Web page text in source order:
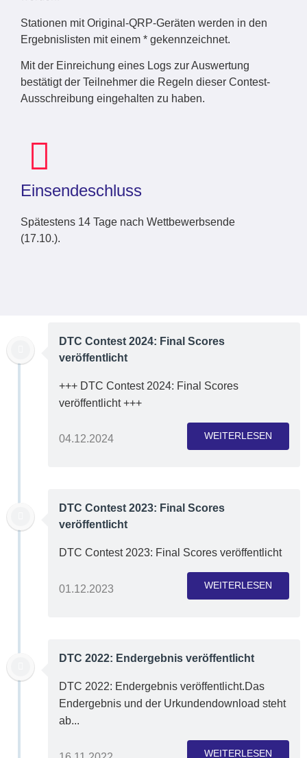
Stationen mit Original-QRP-Geräten werden in den
Ergebnislisten mit einem * gekennzeichnet.
Mit der Einreichung eines Logs zur Auswertung
bestätigt der Teilnehmer die Regeln dieser Contest-
Ausschreibung eingehalten zu haben.
Einsendeschluss
Spätestens 14 Tage nach Wettbewerbsende
(17.10.).
DTC Contest 2024: Final Scores
veröffentlicht
+++ DTC Contest 2024: Final Scores
veröffentlicht +++
WEITERLESEN
04.12.2024
DTC Contest 2023: Final Scores
veröffentlicht
DTC Contest 2023: Final Scores veröffentlicht
WEITERLESEN
01.12.2023
DTC 2022: Endergebnis veröffentlicht
DTC 2022: Endergebnis veröffentlicht.Das
Endergebnis und der Urkundendownload steht
ab...
WEITERLESEN